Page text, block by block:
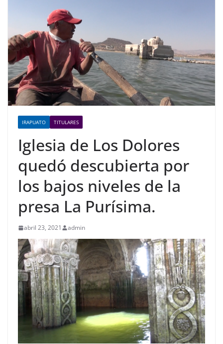
IRAPUATO TITULARES
Iglesia de Los Dolores
quedó descubierta por
los bajos niveles de la
presa La Purísima.
abril 23, 2021 admin